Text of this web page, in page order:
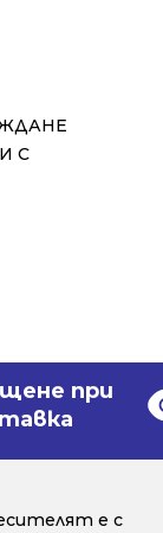
С
при
е с